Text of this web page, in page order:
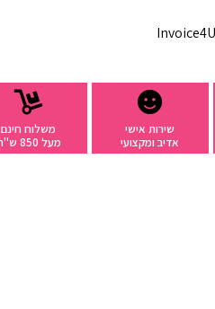
Invoice4U
שירות אישי
אדיב ומקצועי
משלוח חינם
מעל 850 ש"ח